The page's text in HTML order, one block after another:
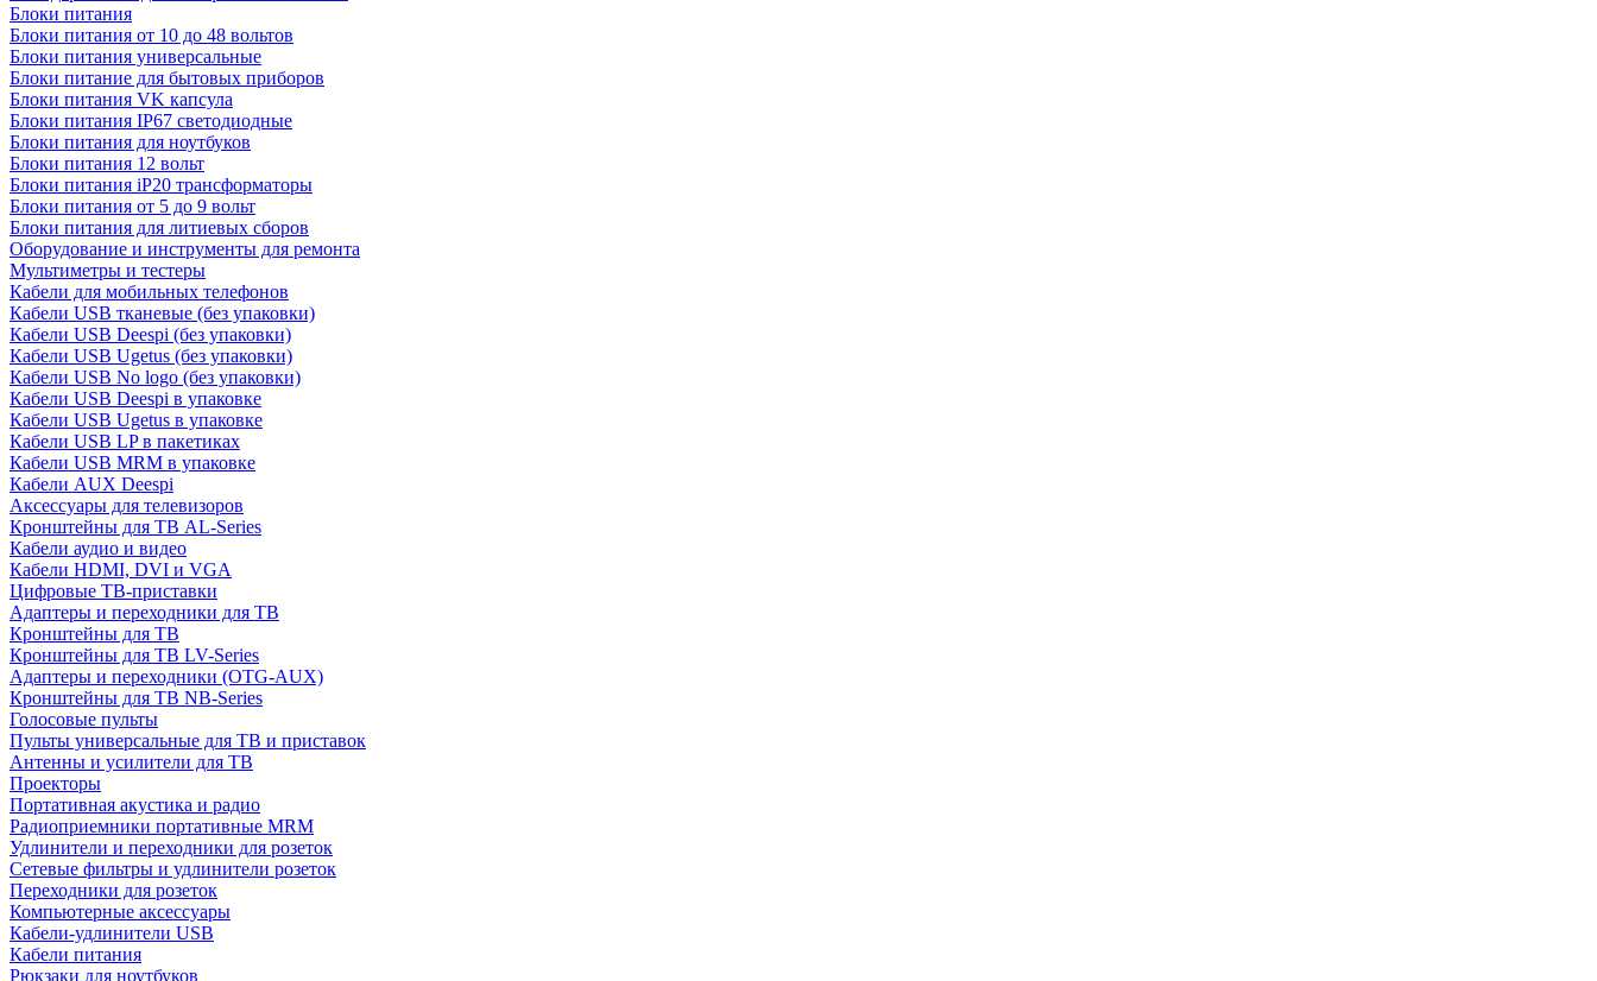
Блоки питания
Блоки питания от 10 до 48 вольтов
Блоки питания универсальные
Блоки питание для бытовых приборов
Блоки питания VK капсула
Блоки питания IP67 светодиодные
Блоки питания для ноутбуков
Блоки питания 12 вольт
Блоки питания iP20 трансформаторы
Блоки питания от 5 до 9 вольт
Блоки питания для литиевых сборов
Оборудование и инструменты для ремонта
Мультиметры и тестеры
Кабели для мобильных телефонов
Кабели USB тканевые (без упаковки)
Кабели USB Deespi (без упаковки)
Кабели USB Ugetus (без упаковки)
Кабели USB No logo (без упаковки)
Кабели USB Deespi в упаковке
Кабели USB Ugetus в упаковке
Кабели USB LP в пакетиках
Кабели USB MRM в упаковке
Кабели AUX Deespi
Аксессуары для телевизоров
Кронштейны для ТВ AL-Series
Кабели аудио и видео
Кабели HDMI, DVI и VGA
Цифровые ТВ-приставки
Адаптеры и переходники для ТВ
Кронштейны для ТВ
Кронштейны для ТВ LV-Series
Адаптеры и переходники (OTG-AUX)
Кронштейны для ТВ NB-Series
Голосовые пульты
Пульты универсальные для ТВ и приставок
Антенны и усилители для ТВ
Проекторы
Портативная акустика и радио
Радиоприемники портативные MRM
Удлинители и переходники для розеток
Сетевые фильтры и удлинители розеток
Переходники для розеток
Компьютерные аксессуары
Кабели-удлинители USB
Кабели питания
Рюкзаки для ноутбуков